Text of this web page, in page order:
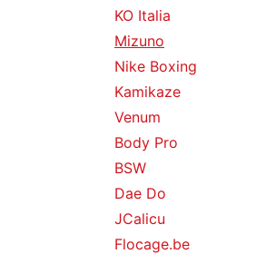
KO Italia
Mizuno
Nike Boxing
Kamikaze
Venum
Body Pro
BSW
Dae Do
JCalicu
Flocage.be